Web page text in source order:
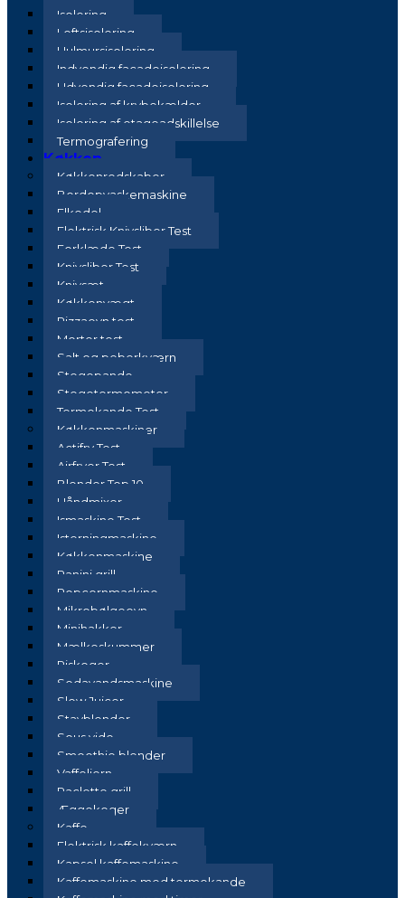
Isolering
Loftsisolering
Hulmursisolering
Indvendig facadeisolering
Udvendig facadeisolering
Isolering af krybekælder
Isolering af etageadskillelse
Termografering
Køkken
Køkkenredskaber
Bordopvaskemaskine
Elkedel
Elektrisk Knivsliber Test
Forklæde Test
Knivsliber Test
Knivsæt
Køkkenvægt
Pizzaovn test
Morter test
Salt og peberkværn
Stegepande
Stegetermometer
Termokande Test
Køkkenmaskiner
Actifry Test
Airfryer Test
Blender Top 10
Håndmixer
Ismaskine Test
Isterningmaskine
Køkkenmaskine
Panini grill
Popcornmaskine
Mikrobølgeovn
Minihakker
Mælkeskummer
Riskoger
Sodavandsmaskine
Slow Juicer
Stavblender
Sous vide
Smoothie blender
Vaffeljern
Raclette grill
Æggekoger
Kaffe
Elektrisk kaffekværn
Kapsel kaffemaskine
Kaffemaskine med termokande